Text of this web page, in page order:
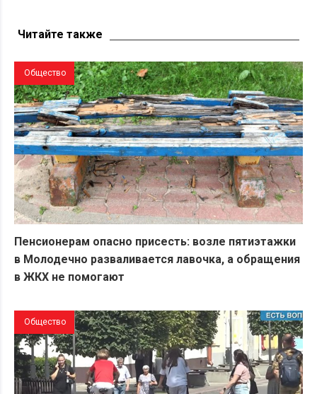
Читайте также
Общество
Пенсионерам опасно присесть: возле пятиэтажки
в Молодечно разваливается лавочка, а обращения
в ЖКХ не помогают
Общество